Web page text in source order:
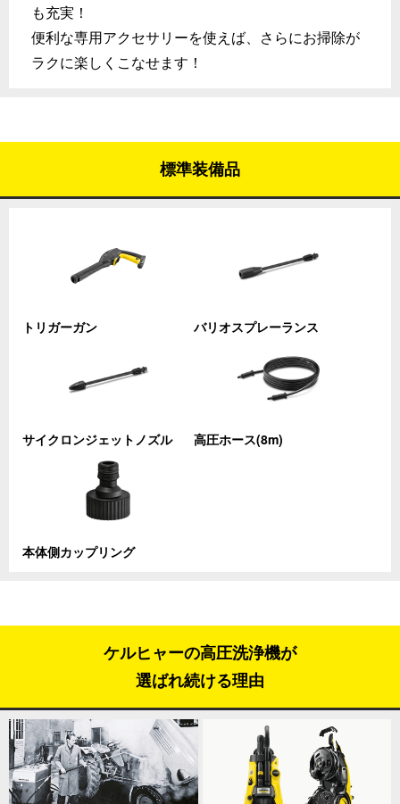
も充実！
便利な専用アクセサリーを使えば、さらにお掃除が
ラクに楽しくこなせます！
標準装備品
トリガーガン バリオスプレーランス
サイクロンジェットノズル 高圧ホース(8m)
本体側カップリング
ケルヒャーの高圧洗浄機が
選ばれ続ける理由